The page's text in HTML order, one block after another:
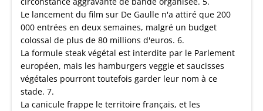
Le lancement du film sur De Gaulle n'a attiré que 200
000 entrées en deux semaines, malgré un budget
colossal de plus de 80 millions d'euros. 6.
La formule steak végétal est interdite par le Parlement
européen, mais les hamburgers veggie et saucisses
végétales pourront toutefois garder leur nom à ce
stade. 7.
La canicule frappe le territoire français, et les